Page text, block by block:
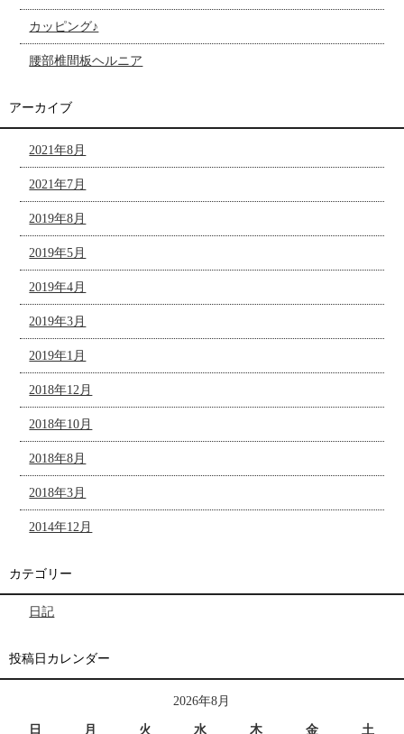
カッピング♪
腰部椎間板ヘルニア
アーカイブ
2021年8月
2021年7月
2019年8月
2019年5月
2019年4月
2019年3月
2019年1月
2018年12月
2018年10月
2018年8月
2018年3月
2014年12月
カテゴリー
日記
投稿日カレンダー
2026年8月
日 月 火 水 木 金 土